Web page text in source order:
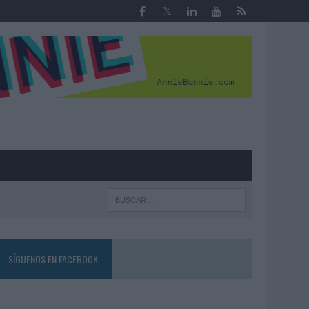
SÍGUENOS EN FACEBOOK